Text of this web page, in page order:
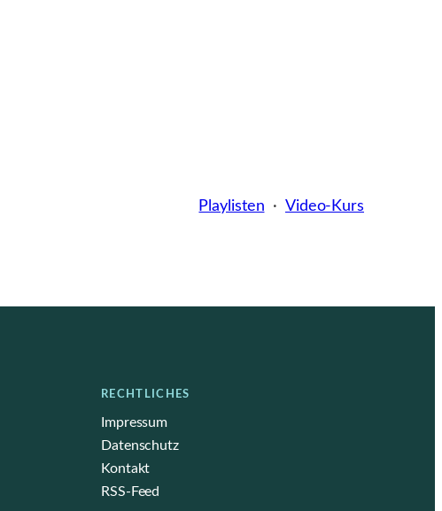
Playlisten · Video-Kurs
RECHTLICHES
Impressum
Datenschutz
Kontakt
RSS-Feed